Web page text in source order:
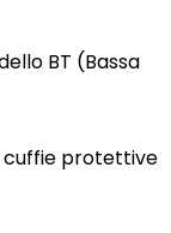
BT (Bassa
cuffie protettive